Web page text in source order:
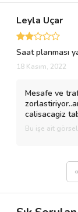
Leyla Uçar
Saat planması
18 Kasım, 2022
Mesafe ve
calisacagiz
Bu işe ait
«